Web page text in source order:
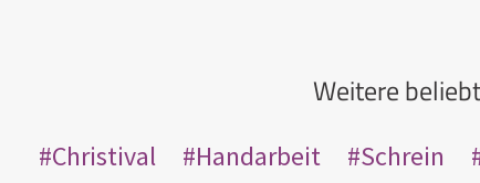
Weitere
Christival Handarbeit Schrein